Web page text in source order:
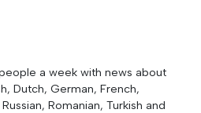
a week with news about
Dutch, German, French,
Romanian, Turkish and